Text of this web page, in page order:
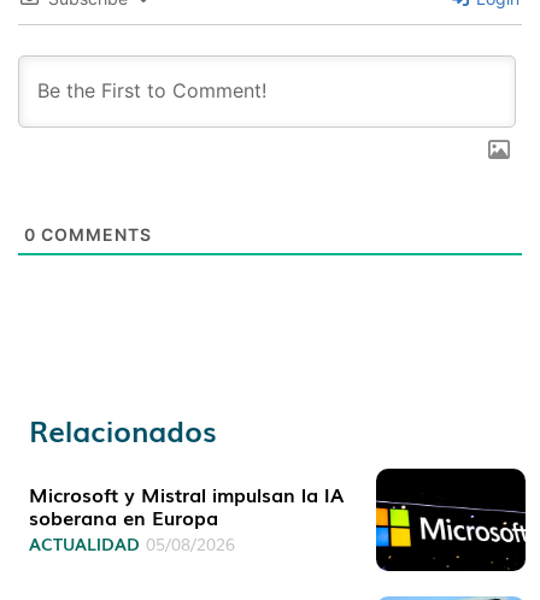
0 COMMENTS
Relacionados
Microsoft y Mistral impulsan la IA
soberana en Europa
ACTUALIDAD 05/08/2026